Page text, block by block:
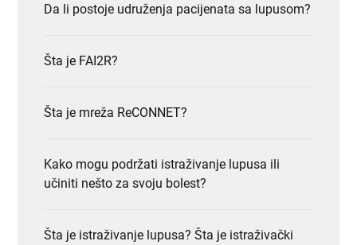
Da li postoje udruženja pacijenata sa lupusom?
Šta je FAI2R?
Šta je mreža ReCONNET?
Kako mogu podržati istraživanje lupusa ili
učiniti nešto za svoju bolest?
Šta je istraživanje lupusa? Šta je istraživački